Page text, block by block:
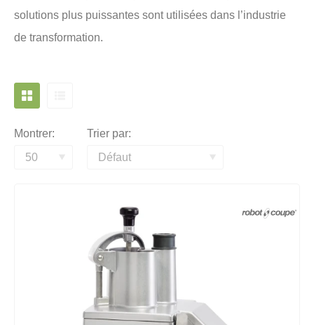
solutions plus puissantes sont utilisées dans l’industrie
de transformation.
Montrer: Trier par: